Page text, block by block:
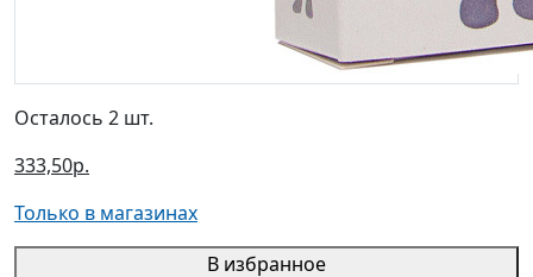
Осталось 2 шт.
333,50р.
Только в магазинах
В избранное